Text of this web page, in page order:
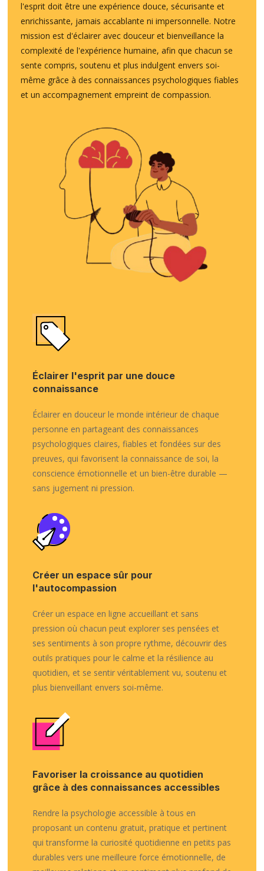
l'esprit doit être une expérience douce, sécurisante et
enrichissante, jamais accablante ni impersonnelle. Notre
mission est d'éclairer avec douceur et bienveillance la
complexité de l'expérience humaine, afin que chacun se
sente compris, soutenu et plus indulgent envers soi-
même grâce à des connaissances psychologiques fiables
et un accompagnement empreint de compassion.
Éclairer l'esprit par une douce
connaissance
Éclairer en douceur le monde intérieur de chaque
personne en partageant des connaissances
psychologiques claires, fiables et fondées sur des
preuves, qui favorisent la connaissance de soi, la
conscience émotionnelle et un bien-être durable —
sans jugement ni pression.
Créer un espace sûr pour
l'autocompassion
Créer un espace en ligne accueillant et sans
pression où chacun peut explorer ses pensées et
ses sentiments à son propre rythme, découvrir des
outils pratiques pour le calme et la résilience au
quotidien, et se sentir véritablement vu, soutenu et
plus bienveillant envers soi-même.
Favoriser la croissance au quotidien
grâce à des connaissances accessibles
Rendre la psychologie accessible à tous en
proposant un contenu gratuit, pratique et pertinent
qui transforme la curiosité quotidienne en petits pas
durables vers une meilleure force émotionnelle, de